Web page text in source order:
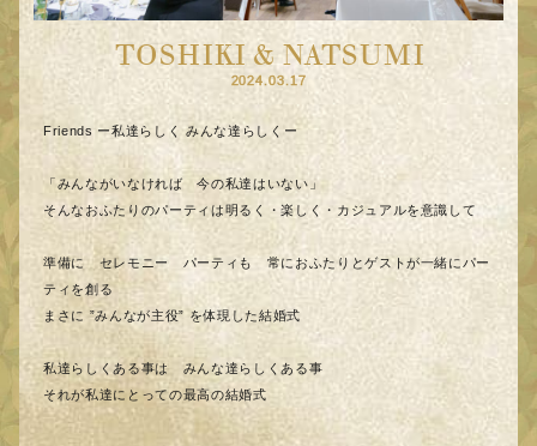
TOSHIKI & NATSUMI
2024.03.17
Friends ー私達らしく みんな達らしくー
「みんながいなければ 今の私達はいない」
そんなおふたりのパーティは明るく・楽しく・カジュアルを意識して
準備に セレモニー パーティも 常におふたりとゲストが一緒にパー
ティを創る
まさに ”みんなが主役” を体現した結婚式
私達らしくある事は みんな達らしくある事
それが私達にとっての最高の結婚式